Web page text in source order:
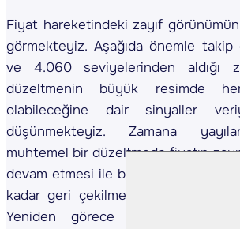
Fiyat hareketindeki zayıf
görmekteyiz. Aşağıda önemle
ve 4.060 seviyelerinden aldığı
düzeltmenin büyük resimde
olabileceğine dair sinyaller
düşünmekteyiz. Zamana
muhtemel bir düzeltmede fiyatın
devam etmesi ile birlikte aşağıda
kadar geri çekilmeler olabileceğini
Yeniden görece pozitif